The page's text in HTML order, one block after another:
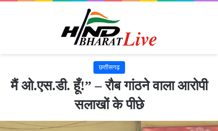
छत्तीसगढ़
मैं ओ.एस.डी. हूँ!” – रौब गांठने वाला आरोपी
सलाखों के पीछे